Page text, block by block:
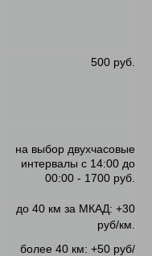
500 руб.
на выбор двухчасовые
интервалы с 14:00 до
00:00 - 1700 руб.
до 40 км за МКАД: +30
руб/км.
более 40 км: +50 руб/